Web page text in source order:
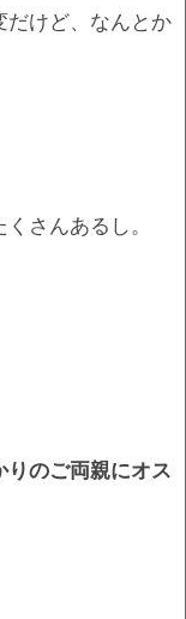
だけど、なんとか
さんあるし。
のご両親にオス